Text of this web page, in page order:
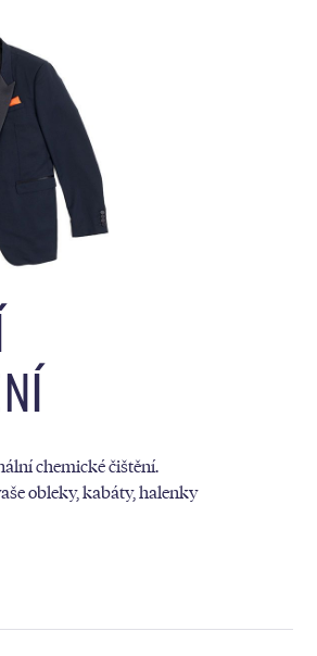
chemické čištění.
obleky, kabáty, halenky